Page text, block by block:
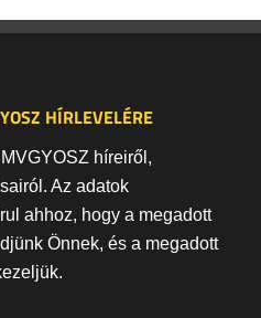
HÍRLEVELÉRE
híreiről,
Az adatok
ahhoz, hogy a megadott
Önnek, és a megadott